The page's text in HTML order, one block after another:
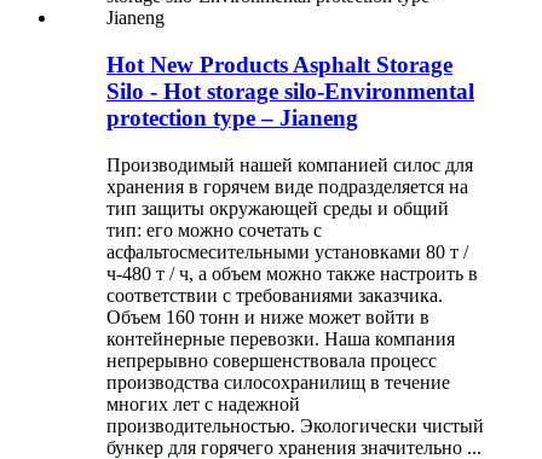
Hot New Products Asphalt Storage
Silo - Hot storage silo-Environmental
protection type – Jianeng
Производимый нашей компанией силос для
хранения в горячем виде подразделяется на
тип защиты окружающей среды и общий
тип: его можно сочетать с
асфальтосмесительными установками 80 т /
ч-480 т / ч, а объем можно также настроить в
соответствии с требованиями заказчика.
Объем 160 тонн и ниже может войти в
контейнерные перевозки. Наша компания
непрерывно совершенствовала процесс
производства силосохранилищ в течение
многих лет с надежной
производительностью. Экологически чистый
бункер для горячего хранения значительно ...